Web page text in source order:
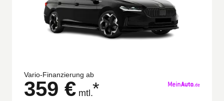
Vario-Finanzierung ab
359 € mtl.*